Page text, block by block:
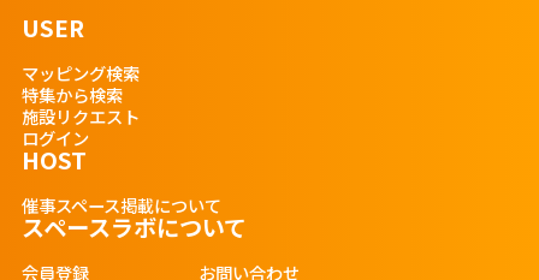
USER
マッピング検索
特集から検索
施設リクエスト
ログイン
HOST
催事スペース掲載について
スペースラボについて
会員登録 お問い合わせ